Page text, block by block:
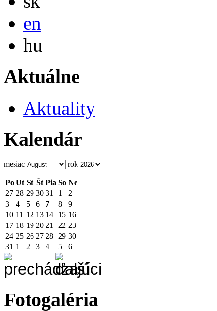
en
hu
Aktuálne
Aktuality
Kalendár
mesiac rok
Po Ut St Št Pia So Ne
27 28 29 30 31 1
2
3
4 5 6 7 8
9
10 11 12 13 14 15 16
17 18 19 20 21 22 23
24 25 26 27 28 29 30
31 1 2 3 4 5 6
Fotogaléria